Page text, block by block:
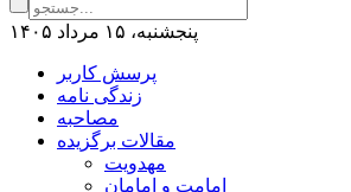
پنجشنبه، ۱۵ مرداد ۱۴۰۵
پرسش کاربر
زندگی نامه
مصاحبه
مقالات برگزیده
مهدویت
امامت و امامان